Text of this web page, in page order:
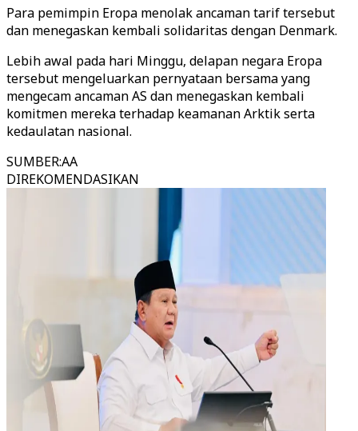
Para pemimpin Eropa menolak ancaman tarif tersebut
dan menegaskan kembali solidaritas dengan Denmark.
Lebih awal pada hari Minggu, delapan negara Eropa
tersebut mengeluarkan pernyataan bersama yang
mengecam ancaman AS dan menegaskan kembali
komitmen mereka terhadap keamanan Arktik serta
kedaulatan nasional.
SUMBER:AA
DIREKOMENDASIKAN